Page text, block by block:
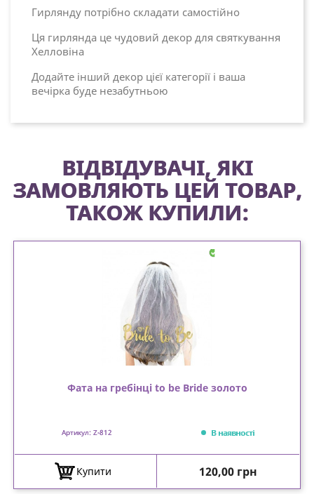
Гирлянду потрібно складати самостійно
Ця гирлянда це чудовий декор для святкування
Хелловіна
Додайте інший декор цієї категорії і ваша
вечірка буде незабутньою
ВІДВІДУВАЧІ, ЯКІ
ЗАМОВЛЯЮТЬ ЦЕЙ ТОВАР,
ТАКОЖ КУПИЛИ:
Фата на гребінці to be Bride золото
Артикул: Z-812 В наявності
Купити Ціна
120,00 грн